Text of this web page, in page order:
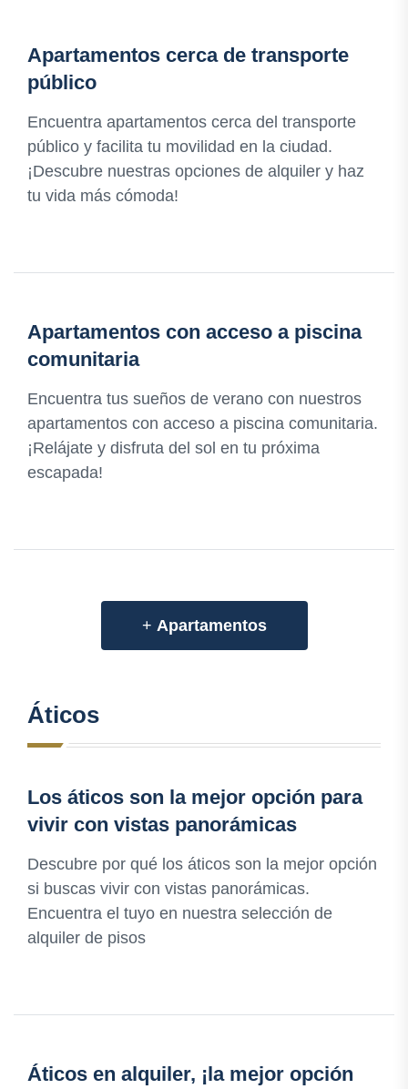
Apartamentos cerca de transporte
público
Encuentra apartamentos cerca del transporte
público y facilita tu movilidad en la ciudad.
¡Descubre nuestras opciones de alquiler y haz
tu vida más cómoda!
Apartamentos con acceso a piscina
comunitaria
Encuentra tus sueños de verano con nuestros
apartamentos con acceso a piscina comunitaria.
¡Relájate y disfruta del sol en tu próxima
escapada!
+ Apartamentos
Áticos
Los áticos son la mejor opción para
vivir con vistas panorámicas
Descubre por qué los áticos son la mejor opción
si buscas vivir con vistas panorámicas.
Encuentra el tuyo en nuestra selección de
alquiler de pisos
Áticos en alquiler, ¡la mejor opción